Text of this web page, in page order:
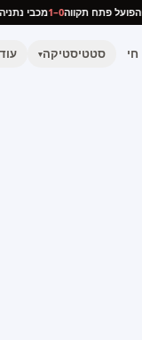
חיהפועל פתח תקווה0–1 מכבי
חי סטטיסטיקה▾